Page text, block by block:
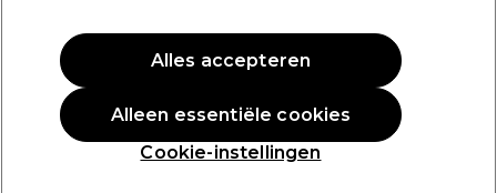
PROMOTIE
Cookie-instellingen
Alleen essentiële cookies
Alles accepteren